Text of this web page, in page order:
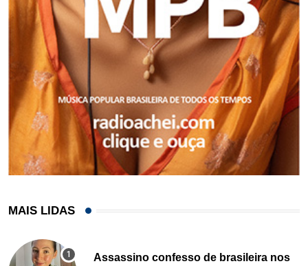
MAIS LIDAS
Assassino confesso de brasileira nos